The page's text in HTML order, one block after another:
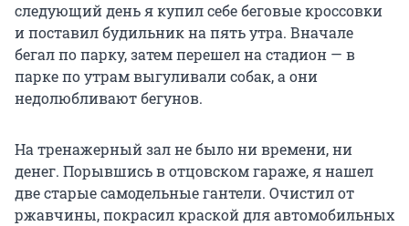
следующий день я купил себе беговые кроссовки
и поставил будильник на пять утра. Вначале
бегал по парку, затем перешел на стадион — в
парке по утрам выгуливали собак, а они
недолюбливают бегунов.
На тренажерный зал не было ни времени, ни
денег. Порывшись в отцовском гараже, я нашел
две старые самодельные гантели. Очистил от
ржавчины, покрасил краской для автомобильных